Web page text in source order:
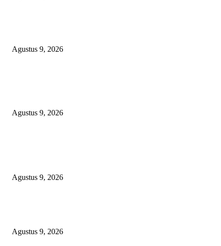
Agustus 9, 2026
Agustus 9, 2026
Agustus 9, 2026
Agustus 9, 2026